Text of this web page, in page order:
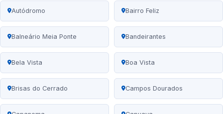
Autódromo Bairro Feliz
Balneário Meia Ponte Bandeirantes
Bela Vista Boa Vista
Brisas do Cerrado Campos Dourados